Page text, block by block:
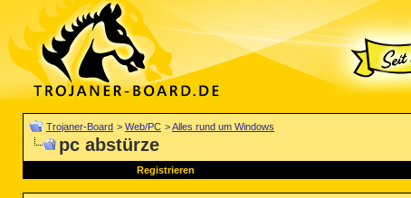
Trojaner-Board > Web/PC >Alles rund um Windows
pc abstürze
Registrieren